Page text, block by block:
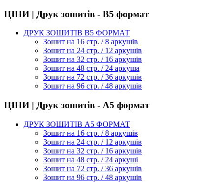
ЦІНИ | Друк зошитів - В5 формат
ДРУК ЗОШИТІВ В5 ФОРМАТ
Зошит на 16 стр. / 8 аркушів
Зошит на 24 стр. / 12 аркушів
Зошит на 32 стр. / 16 аркушів
Зошит на 48 стр. / 24 аркуша
Зошит на 72 стр. / 36 аркушів
Зошит на 96 стр. / 48 аркушів
ЦІНИ | Друк зошитів - А5 формат
ДРУК ЗОШИТІВ А5 ФОРМАТ
Зошит на 16 стр. / 8 аркушів
Зошит на 24 стр. / 12 аркушів
Зошит на 32 стр. / 16 аркушів
Зошит на 48 стр. / 24 аркуші
Зошит на 72 стр. / 36 аркушів
Зошит на 96 стр. / 48 аркушів